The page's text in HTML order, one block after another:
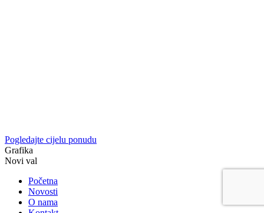
Pogledajte cijelu ponudu
Grafika
Novi val
Početna
Novosti
O nama